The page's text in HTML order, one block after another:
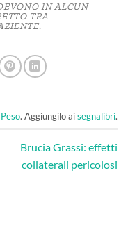
IN ALCUN
TRA
. Aggiungilo aisegnalibri.
Brucia Grassi: effetti
collaterali pericolosi